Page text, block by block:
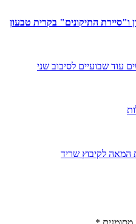
התיקונים" בקרית טבעון
עוד שבועיים לסיבוב שני
המאה לקיבוץ שריד